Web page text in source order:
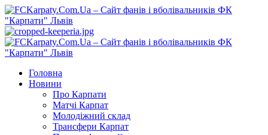
Перейти
до
вмісту
Primary
Menu
Головна
Новини
Про Карпати
Матчі Карпат
Молодіжний склад
Трансфери Карпат